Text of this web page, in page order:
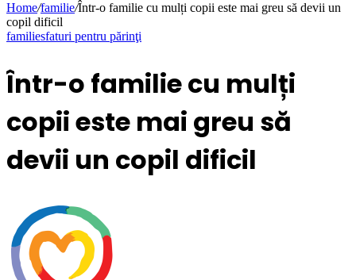
Home/familie/Într-o familie cu mulți copii este mai greu să devii un
copil dificil
familiesfaturi pentru părinţi
Într-o familie cu mulți
copii este mai greu să
devii un copil dificil